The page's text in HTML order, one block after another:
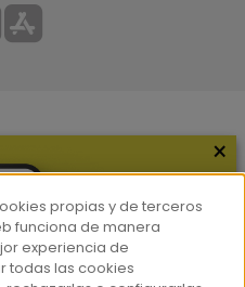
×
propias y de terceros
funciona de manera
experiencia de
todas las cookies